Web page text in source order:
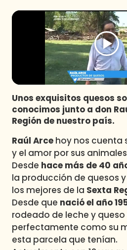
Unos exquisitos quesos
conocimos junto a don
Región de nuestro país.
Raúl Arce hoy nos cuenta
y el amor por sus
Desde hace más de 40
la producción de quesos
los mejores de la Sexta
Desde que nació el año
rodeado de leche y
perfectamente como su
esta parcela que tenían.
Programas
Club De La Comedia
Contigo en Directo
Plan Perfecto
El Tiempo
Sabingo
Todos Los Programas